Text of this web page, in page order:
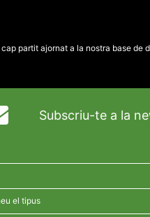
partit ajornat a la nostra base de
Subscriu-te a la